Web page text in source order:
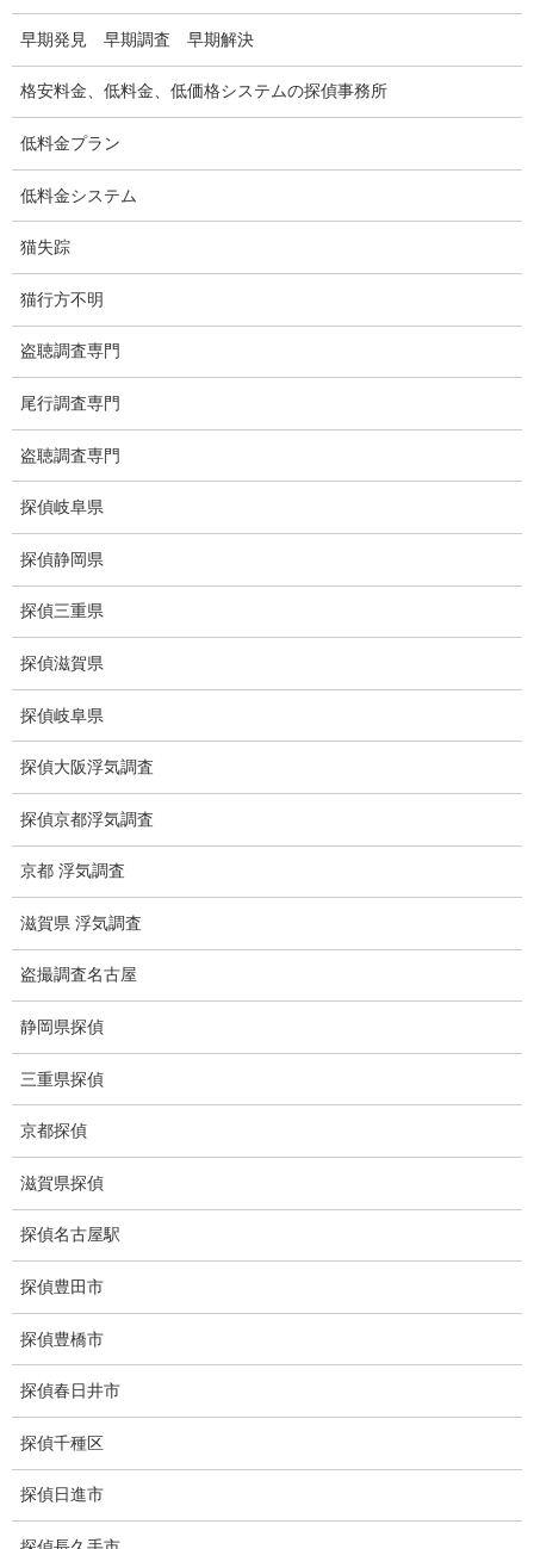
別れさせ屋
盗聴調査
盗聴調査料金
盗聴器の種類
ご依頼の注意点
世界の盗聴事情
弊社が選ばれる理由
盗撮器
盗撮調査愛知県
電磁波測定調査
電磁波とは
ストーカー調査
待ち伏せ
集団ストーカー
痴漢防止対策調査
下着窃盗犯防止対策調査
猫犬の捜索
所在調査
身元調査
人探し
ストーカー関連調査料金
所在調査 家出調査料金
猫の捜索調査料金
早期発見 早期調査 早期解決
格安料金、低料金、低価格システムの探偵事務所
低料金プラン
低料金システム
猫失踪
猫行方不明
盗聴調査専門
尾行調査専門
盗聴調査専門
探偵岐阜県
探偵静岡県
探偵三重県
探偵滋賀県
探偵岐阜県
探偵大阪浮気調査
探偵京都浮気調査
京都 浮気調査
滋賀県 浮気調査
盗撮調査名古屋
静岡県探偵
三重県探偵
京都探偵
滋賀県探偵
探偵名古屋駅
探偵豊田市
探偵豊橋市
探偵春日井市
探偵千種区
探偵日進市